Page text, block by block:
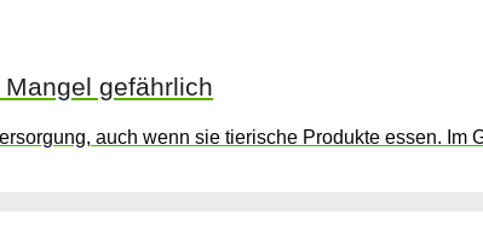
gefährlich
auch wenn sie tierische Produkte essen. Im